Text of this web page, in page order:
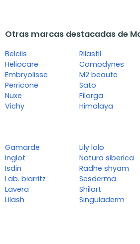
Otras marcas destacadas de
Belcils
Heliocare
Embryolisse
Perricone
Nuxe
Vichy
Rilastil
Comodynes
M2 beaute
Sato
Filorga
Himalaya
Gamarde
Inglot
Isdin
Lab. biarritz
Lavera
Lilash
Lily lolo
Natura siberica
Radhe shyam
Sesderma
Shilart
Singuladerm